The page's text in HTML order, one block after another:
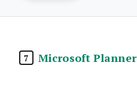
7 Microsoft Planner